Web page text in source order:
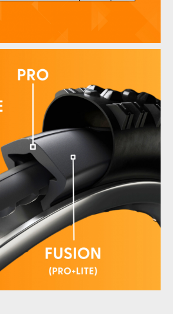
Insert Tubeless Tannus
Insert Tubeless Tannus
Insert Tubeless Tannus
Insert Tubeless Tannus
Insert Tubeless Tannus